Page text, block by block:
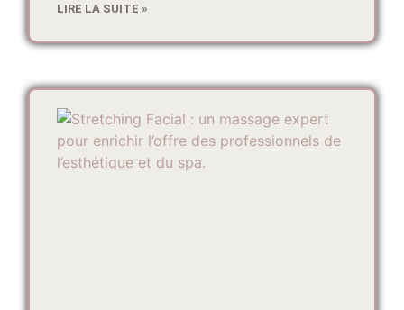
LIRE LA SUITE »